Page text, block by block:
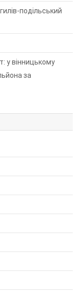
подільський
у вінницькому
за